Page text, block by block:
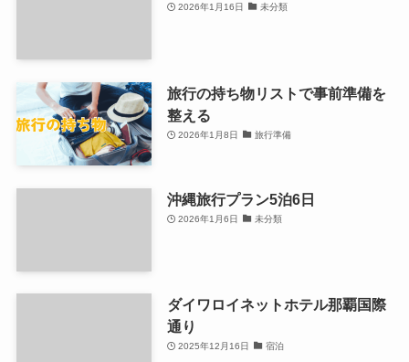
2026年1月16日 未分類
旅行の持ち物リストで事前準備を
整える
2026年1月8日 旅行準備
沖縄旅行プラン5泊6日
2026年1月6日 未分類
ダイワロイネットホテル那覇国際
通り
2025年12月16日 宿泊